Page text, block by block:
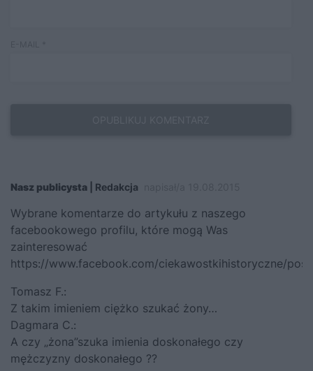
Nasz publicysta | Redakcja
Wybrane komentarze do artykułu z naszego
facebookowego profilu, które mogą Was
zainteresować
https://www.facebook.com/ciekawostkihistoryczne/
Tomasz F.:
Z takim imieniem ciężko szukać żony…
Dagmara C.:
A czy „żona”szuka imienia doskonałego czy
mężczyzny doskonałego ??